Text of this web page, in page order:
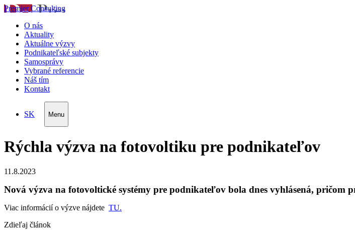
Premier Consulting
O nás
Aktuality
Aktuálne výzvy
Podnikateľské subjekty
Samosprávy
Vybrané referencie
Náš tím
Kontakt
SK Menu
Rýchla výzva na fotovoltiku pre podnikateľov
11.8.2023
Nová výzva na fotovoltické systémy pre podnikateľov bola dnes vyhlásená, pričom
Viac informácií o výzve nájdete TU.
Zdieľaj článok